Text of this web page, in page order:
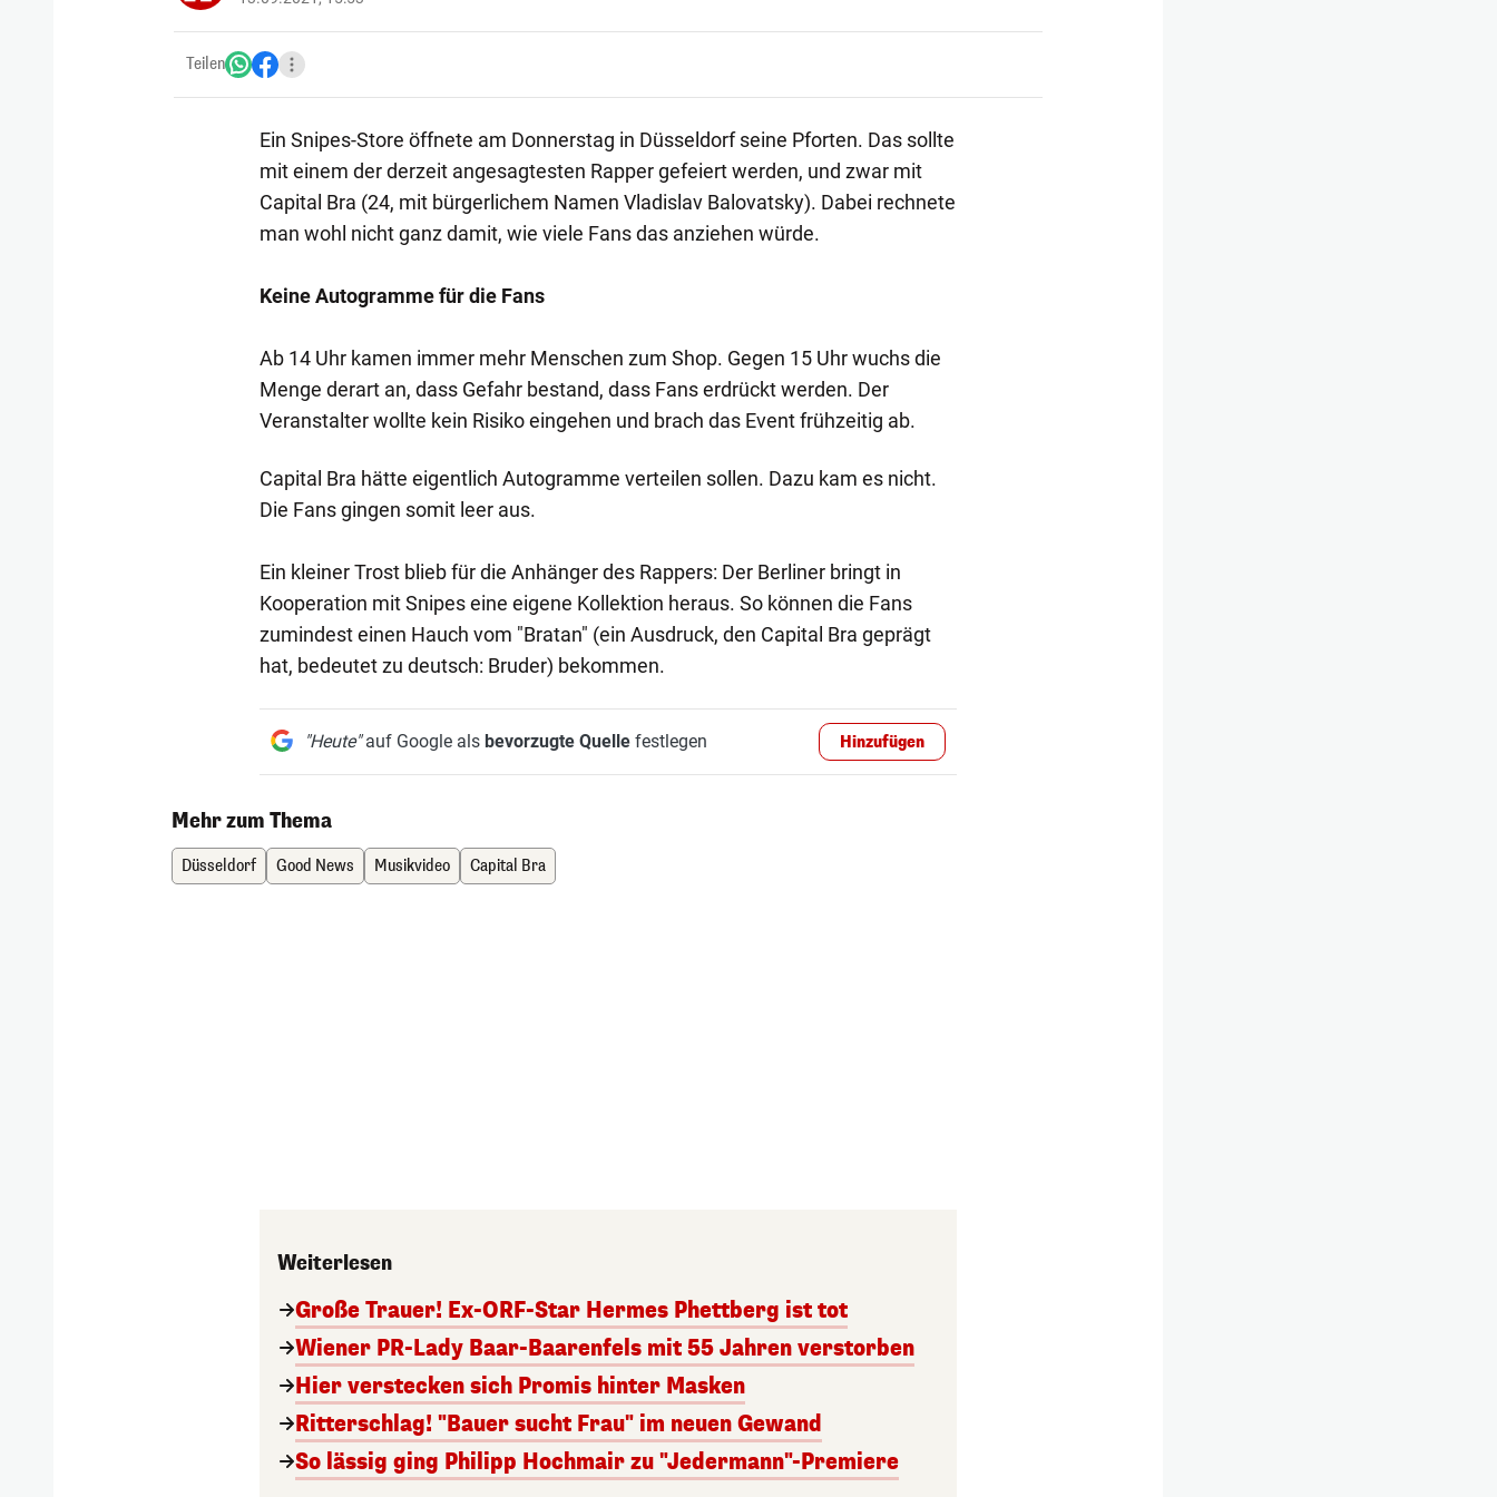
Teilen
Ein Snipes-Store öffnete am Donnerstag in Düsseldorf seine Pforten. Das sollte
mit einem der derzeit angesagtesten Rapper gefeiert werden, und zwar mit
Capital Bra (24, mit bürgerlichem Namen Vladislav Balovatsky). Dabei rechnete
man wohl nicht ganz damit, wie viele Fans das anziehen würde.
Keine Autogramme für die Fans
Ab 14 Uhr kamen immer mehr Menschen zum Shop. Gegen 15 Uhr wuchs die
Menge derart an, dass Gefahr bestand, dass Fans erdrückt werden. Der
Veranstalter wollte kein Risiko eingehen und brach das Event frühzeitig ab.
Capital Bra hätte eigentlich Autogramme verteilen sollen. Dazu kam es nicht.
Die Fans gingen somit leer aus.
Ein kleiner Trost blieb für die Anhänger des Rappers: Der Berliner bringt in
Kooperation mit Snipes eine eigene Kollektion heraus. So können die Fans
zumindest einen Hauch vom "Bratan" (ein Ausdruck, den Capital Bra geprägt
hat, bedeutet zu deutsch: Bruder) bekommen.
"Heute"auf Google als bevorzugte Quellefestlegen Hinzufügen
Mehr zum Thema
Düsseldorf Good News Musikvideo Capital Bra
Weiterlesen
Große Trauer! Ex-ORF-Star Hermes Phettberg ist tot
Wiener PR-Lady Baar-Baarenfels mit 55 Jahren verstorben
Hier verstecken sich Promis hinter Masken
Ritterschlag! "Bauer sucht Frau" im neuen Gewand
So lässig ging Philipp Hochmair zu "Jedermann"-Premiere